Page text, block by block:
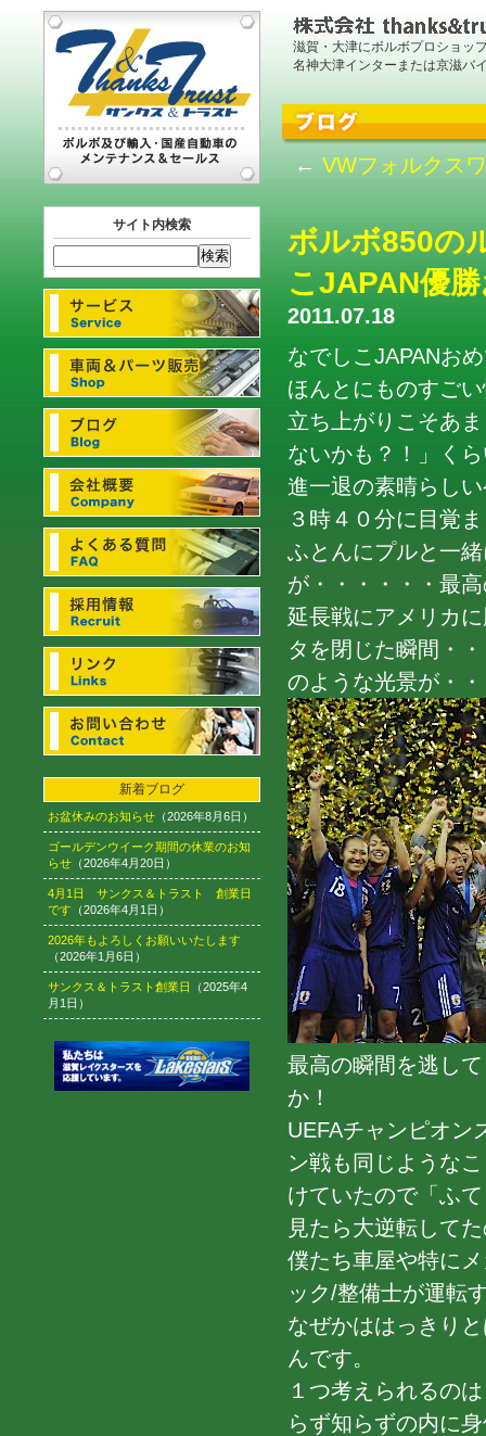
滋賀・大津にボルボプロショッ
名神大津インターまたは京滋バ
サイト内検索
新着ブログ
お盆休みのお知らせ （2026年8月6日）
ゴールデンウイーク期間の休業のお知
らせ （2026年4月20日）
4月1日 サンクス＆トラスト 創業日
です （2026年4月1日）
2026年もよろしくお願いいたします
（2026年1月6日）
サンクス＆トラスト創業日
（2025年4
月1日）
← VWフォルクス
ボルボ850の
こJAPAN優
2011.07.18
なでしこJAPANお
ほんとにものすご
立ち上がりこそあ
ないかも？！」く
進一退の素晴らし
３時４０分に目覚
ふとんにプルと一
が・・・・・・最
延長戦にアメリカ
タを閉じた瞬間・
のような光景が・
最高の瞬間を逃し
か！
UEFAチャンピオン
ン戦も同じような
けていたので「ふ
見たら大逆転して
僕たち車屋や特に
ック/整備士が運転
なぜかははっきり
んです。
１つ考えられるの
らず知らずの内に